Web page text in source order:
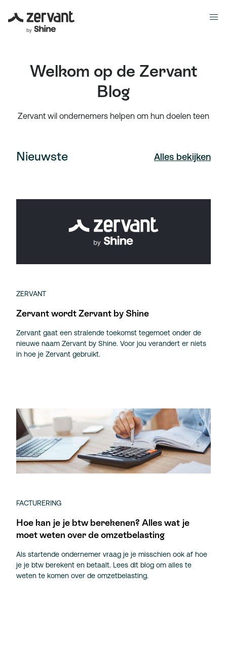
Welkom op de Zervant
Blog
Zervant wil ondernemers helpen om hun doelen teen
Nieuwste Alles bekijken
ZERVANT
Zervant wordt Zervant by Shine
Zervant gaat een stralende toekomst tegemoet onder de
nieuwe naam Zervant by Shine. Voor jou verandert er niets
in hoe je Zervant gebruikt.
FACTURERING
Hoe kan je je btw berekenen? Alles wat je
moet weten over de omzetbelasting
Als startende ondernemer vraag je je misschien ook af hoe
je je btw berekent en betaalt. Lees dit blog om alles te
weten te komen over de omzetbelasting.